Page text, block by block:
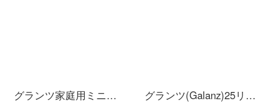
グランツ家庭用ミニオートエッグ器攪拌調理器クリームトランクスオーブンWSC 01
グランツ(Galanz)25リットル家庭用多機能電子レンジインテリジェント光波炉健康赤ちゃん電気オーブン電子レンジ一体機G 90 F 25 CN 3 LN-C 2(TM)